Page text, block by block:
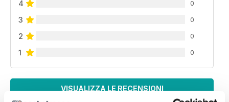
4 0
3 0
2 0
1 0
VISUALIZZA LE RECENSIONI